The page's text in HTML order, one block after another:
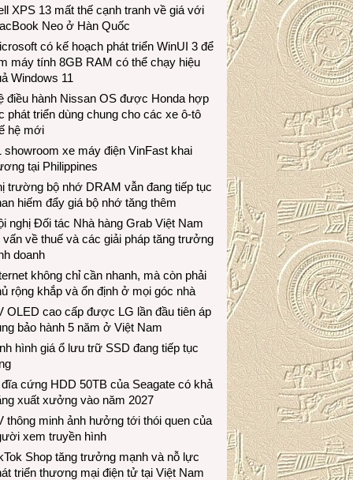
XPS 13 mất thế cạnh tranh về giá với
Neo ở Hàn Quốc
có kế hoạch phát triển WinUI 3 để
máy tính 8GB RAM có thể chạy hiệu
Windows 11
điều hành Nissan OS được Honda hợp
phát triển dùng chung cho các xe ô-tô
hệ mới
showroom xe máy điện VinFast khai
tại Philippines
trường bộ nhớ DRAM vẫn đang tiếp tục
hiếm đẩy giá bộ nhớ tăng thêm
nghị Đối tác Nhà hàng Grab Việt Nam
về thuế và các giải pháp tăng trưởng
doanh
không chỉ cần nhanh, mà còn phải
rộng khắp và ổn định ở mọi góc nhà
OLED cao cấp được LG lần đầu tiên áp
bảo hành 5 năm ở Việt Nam
hình giá ổ lưu trữ SSD đang tiếp tục
cứng HDD 50TB của Seagate có khả
xuất xưởng vào năm 2027
thông minh ảnh hưởng tới thói quen của
xem truyền hình
Shop tăng trưởng mạnh và nỗ lực
triển thương mại điện tử tại Việt Nam